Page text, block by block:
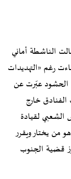
الناشطة أماني
رغم «التهديدات
الحشود عبّرت عن
خارج
لقيادة
من يختار ويقرر
قضية الجنوب